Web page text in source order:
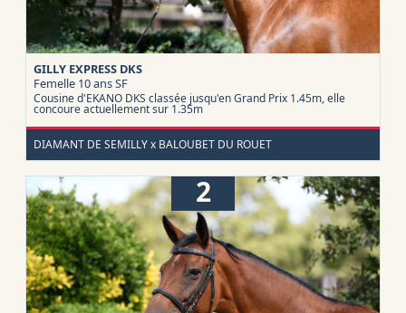
GILLY EXPRESS DKS
Femelle 10 ansSF
Cousine d'EKANO DKS classée jusqu'en Grand Prix 1.45m, elle
concoure actuellement sur 1.35m
DIAMANT DE SEMILLY x BALOUBET DU ROUET
2